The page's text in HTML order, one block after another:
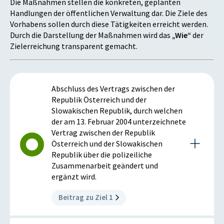
Österreich und der Slowakei dar.
Ausgangszustand 2014:
Der bestehende Vertrag stellt kein zeitgemäßes
Mittel für die polizeiliche Zusammenarbeit zwischen
Österreich und der Slowakei dar.
Der neue Vertrag erweitert die Möglichkeiten der
österreichischen Behörden zur Zusammenarbeit mit
vergleichbaren Stellen in der Slowakei bei der
polizeilichen Zusammenarbeit.
Istzustand 2019:
Durch die Erweiterung und Ergänzung des Vertrags
wurde die Kooperation weiter gestärkt und
intensiviert. Darüber hinaus konnten aufgrund der
Erfahrungen gesammelt werden und können diese in
fließen. Insbesondere die Ergänzungen betreffend
Die Maßnahmen stellen die konkreten, geplanten
Handlungen der öffentlichen Verwaltung dar. Die Ziele des
Vorhabens sollen durch diese Tätigkeiten erreicht werden.
Durch die Darstellung der Maßnahmen wird das „Wie“der
Zielerreichung transparent gemacht.
Abschluss des Vertrags zwischen der
Republik Österreich und der
Slowakischen Republik, durch welchen
der am 13. Februar 2004 unterzeichnete
Vertrag zwischen der Republik
Österreich und der Slowakischen
Republik über die polizeiliche
Zusammenarbeit geändert und
ergänzt wird.
Beitrag zu Ziel 1